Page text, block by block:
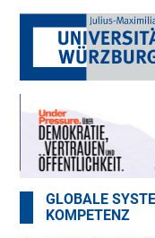
GLOBALE
KOMPETENZ